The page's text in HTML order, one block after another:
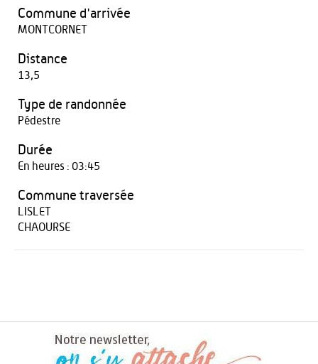
Commune d'arrivée
MONTCORNET
Distance
13,5
Type de randonnée
Pédestre
Durée
En heures : 03:45
Commune traversée
LISLET
CHAOURSE